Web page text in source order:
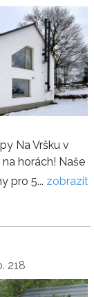
Na Vršku v
horách! Naše
pro 5... zobrazit
218